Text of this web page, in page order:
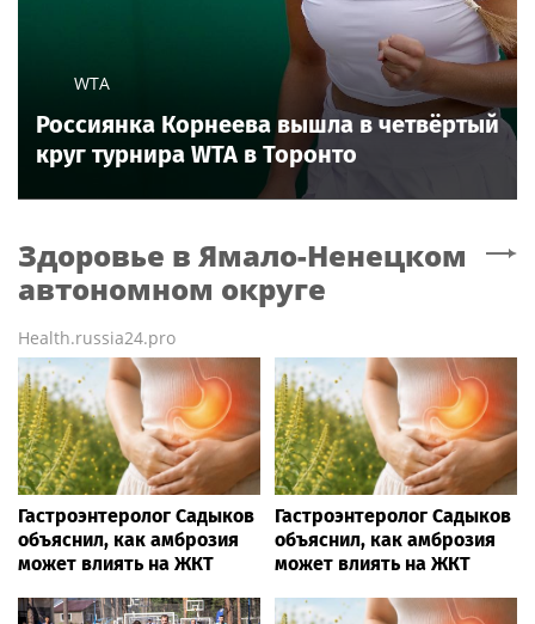
WTA
Россиянка Корнеева вышла в четвёртый
круг турнира WTA в Торонто
Здоровье в Ямало-Ненецком
автономном округе
Health.russia24.pro
Гастроэнтеролог Садыков
объяснил, как амброзия
может влиять на ЖКТ
Гастроэнтеролог Садыков
объяснил, как амброзия
может влиять на ЖКТ